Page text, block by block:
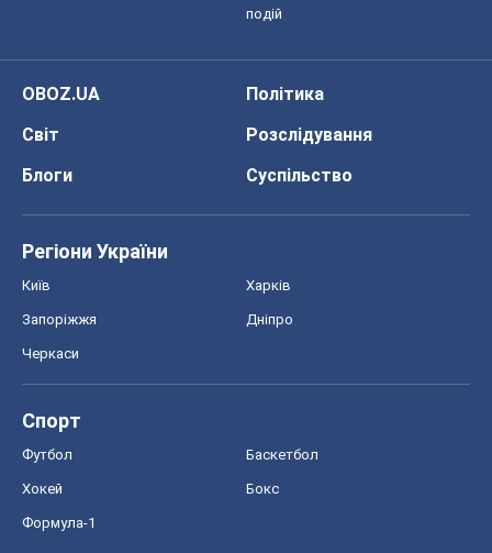
подій
OBOZ.UA
Політика
Світ
Розслідування
Блоги
Суспільство
Регіони України
Київ Харків
Запоріжжя Дніпро
Черкаси
Спорт
Футбол Баскетбол
Хокей Бокс
Формула-1